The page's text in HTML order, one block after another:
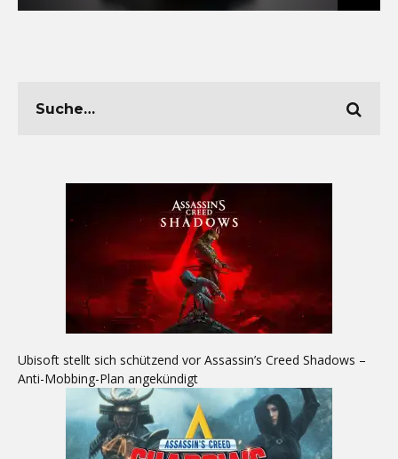
Ubisoft stellt sich schützend vor Assassin’s Creed Shadows –
Anti-Mobbing-Plan angekündigt